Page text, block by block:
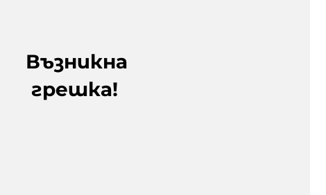
Възникна
грешка!